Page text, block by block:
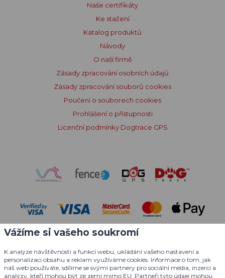
Naše certifikáty
Ke stažení
Katalog produktů
Návody
O naší firmě
Zásady zpracování osobních údajů
Zásady zpracování souborů cookies
Poučení o souborech cookies
Prohlášení o přístupnosti
Licenční podmínky Dogtrace GPS
Vážíme si vašeho soukromí
K analýze návštěvnosti a funkcí webu, ukládání vašeho nastavení a
personalizaci obsahu a reklam využíváme cookies. Informace o tom, jak
náš web používáte, sdílíme se svými partnery pro sociální média, inzerci a
analýzy, kteří mohou být ze zemí mimo EU. Partneři tyto údaje mohou